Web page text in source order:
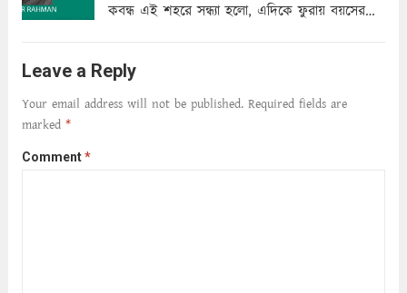
কবন্ধ এই শহরে সন্ধ্যা হলো, এদিকে ফুরায় বয়সের
আমার শরীরে সখ্য গড়ে, তোমার গহন ঊর্মিল যৌবন
আনে আশ্বন...
Leave a Reply
Your email address will not be published. Required fields are
marked *
Comment*